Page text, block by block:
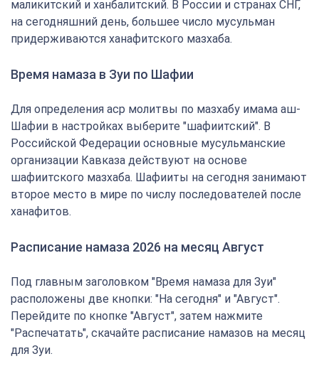
маликитский и ханбалитский. В России и странах СНГ,
на сегодняшний день, большее число мусульман
придерживаются ханафитского мазхаба.
Время намаза в Зуи по Шафии
Для определения аср молитвы по мазхабу имама аш-
Шафии в настройках выберите "шафиитский". В
Российской Федерации основные мусульманские
организации Кавказа действуют на основе
шафиитского мазхаба. Шафииты на сегодня занимают
второе место в мире по числу последователей после
ханафитов.
Расписание намаза 2026 на месяц Август
Под главным заголовком "Время намаза для Зуи"
расположены две кнопки: "На сегодня" и "Август".
Перейдите по кнопке "Август", затем нажмите
"Распечатать", скачайте расписание намазов на месяц
для Зуи.